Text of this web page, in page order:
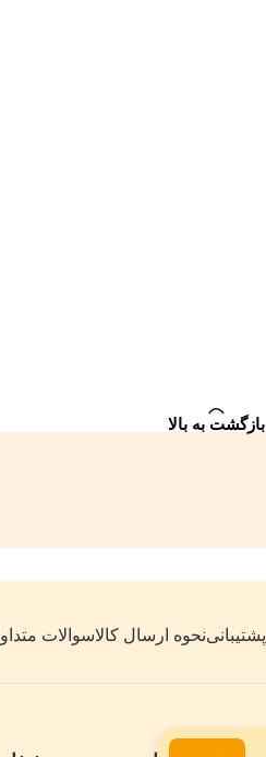
بازگشت به بالا
پشتیبانینحوه ارسال کالاسوالات